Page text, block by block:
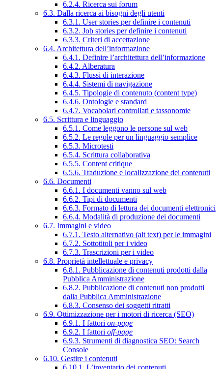
6.2.4. Ricerca sui forum
6.3. Dalla ricerca ai bisogni degli utenti
6.3.1. User stories per definire i contenuti
6.3.2. Job stories per definire i contenuti
6.3.3. Criteri di accettazione
6.4. Architettura dell’informazione
6.4.1. Definire l’architettura dell’informazione
6.4.2. Alberatura
6.4.3. Flussi di interazione
6.4.4. Sistemi di navigazione
6.4.5. Tipologie di contenuto (content type)
6.4.6. Ontologie e standard
6.4.7. Vocabolari controllati e tassonomie
6.5. Scrittura e linguaggio
6.5.1. Come leggono le persone sul web
6.5.2. Le regole per un linguaggio semplice
6.5.3. Microtesti
6.5.4. Scrittura collaborativa
6.5.5. Content critique
6.5.6. Traduzione e localizzazione dei contenuti
6.6. Documenti
6.6.1. I documenti vanno sul web
6.6.2. Tipi di documenti
6.6.3. Formato di lettura dei documenti elettronici
6.6.4. Modalità di produzione dei documenti
6.7. Immagini e video
6.7.1. Testo alternativo (alt text) per le immagini
6.7.2. Sottotitoli per i video
6.7.3. Trascrizioni per i video
6.8. Proprietà intellettuale e privacy
6.8.1. Pubblicazione di contenuti prodotti dalla
Pubblica Amministrazione
6.8.2. Pubblicazione di contenuti non prodotti
dalla Pubblica Amministrazione
6.8.3. Consenso dei soggetti ritratti
6.9. Ottimizzazione per i motori di ricerca (SEO)
6.9.1. I fattori on-page
6.9.2. I fattori off-page
6.9.3. Strumenti di diagnostica SEO: Search
Console
6.10. Gestire i contenuti
6.10.1. L’inventario dei contenuti